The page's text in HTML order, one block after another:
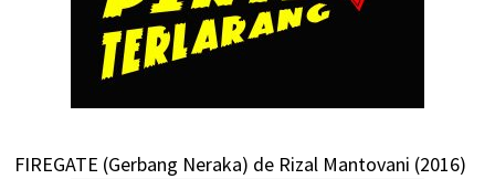
FIREGATE (Gerbang Neraka) de Rizal Mantovani (2016)